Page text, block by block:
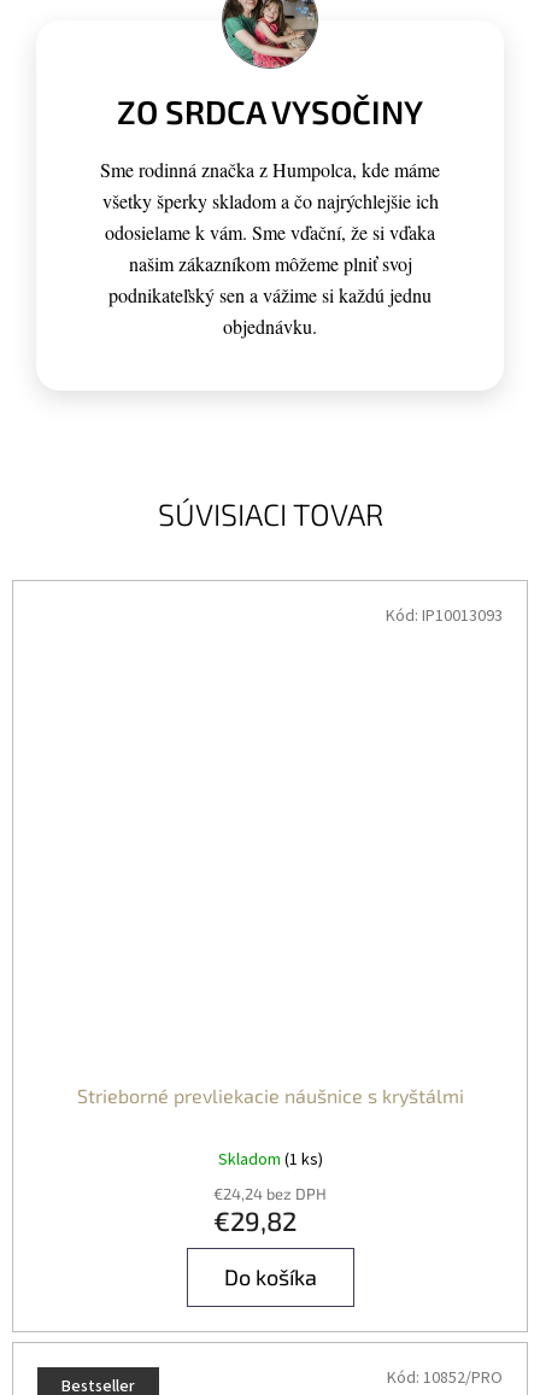
SÚVISIACI TOVAR
Strieborné prevliekacie náušnice s kryštálmi
Skladom (1 ks)
€24,24 bez DPH
€29,82
Do košíka
Kód: IP10013093
Bestseller Kód: 10852/PRO
ZO SRDCA VYSOČINY
Sme rodinná značka z Humpolca, kde máme
všetky šperky skladom a čo najrýchlejšie ich
odosielame k vám. Sme vďační, že si vďaka
našim zákazníkom môžeme plniť svoj
podnikateľský sen a vážime si každú jednu
objednávku.